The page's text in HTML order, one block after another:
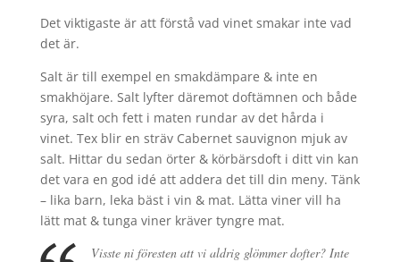
Det viktigaste är att förstå vad vinet smakar inte vad
det är.
Salt är till exempel en smakdämpare & inte en
smakhöjare. Salt lyfter däremot doftämnen och både
syra, salt och fett i maten rundar av det hårda i
vinet. Tex blir en sträv Cabernet sauvignon mjuk av
salt. Hittar du sedan örter & körbärsdoft i ditt vin kan
det vara en god idé att addera det till din meny. Tänk
– lika barn, leka bäst i vin & mat. Lätta viner vill ha
lätt mat & tunga viner kräver tyngre mat.
Visste ni föresten att vi aldrig glömmer dofter? Inte